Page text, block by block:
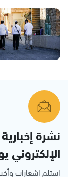
نشرة
الإلكتروني
استلم اشعارات